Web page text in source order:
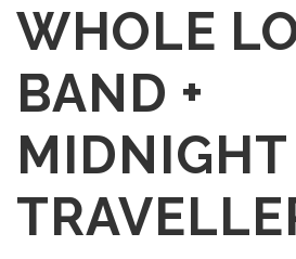
WHOLE
BAND +
MIDNIGHT